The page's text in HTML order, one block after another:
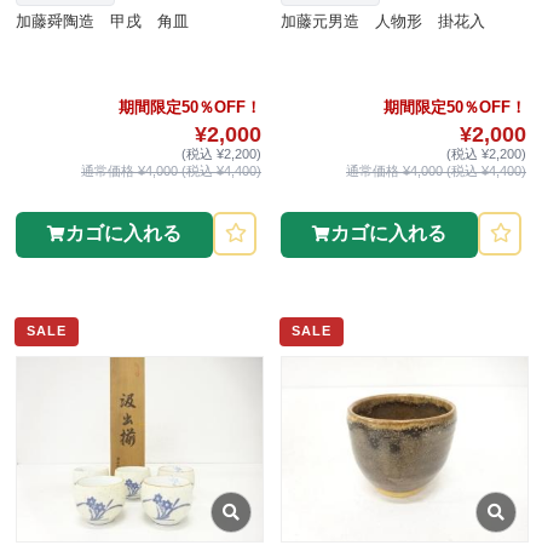
加藤舜陶造 甲戌 角皿
期間限定50％OFF！
¥2,000
(税込 ¥2,200)
通常価格 ¥4,000 (税込 ¥4,400)
カゴに入れる
加藤元男造 人物形 掛花入
期間限定50％OFF！
¥2,000
(税込 ¥2,200)
通常価格 ¥4,000 (税込 ¥4,400)
カゴに入れる
SALE SALE